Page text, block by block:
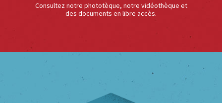
Consultez notre phototèque, notre vidéothèque et
des documents en libre accès.